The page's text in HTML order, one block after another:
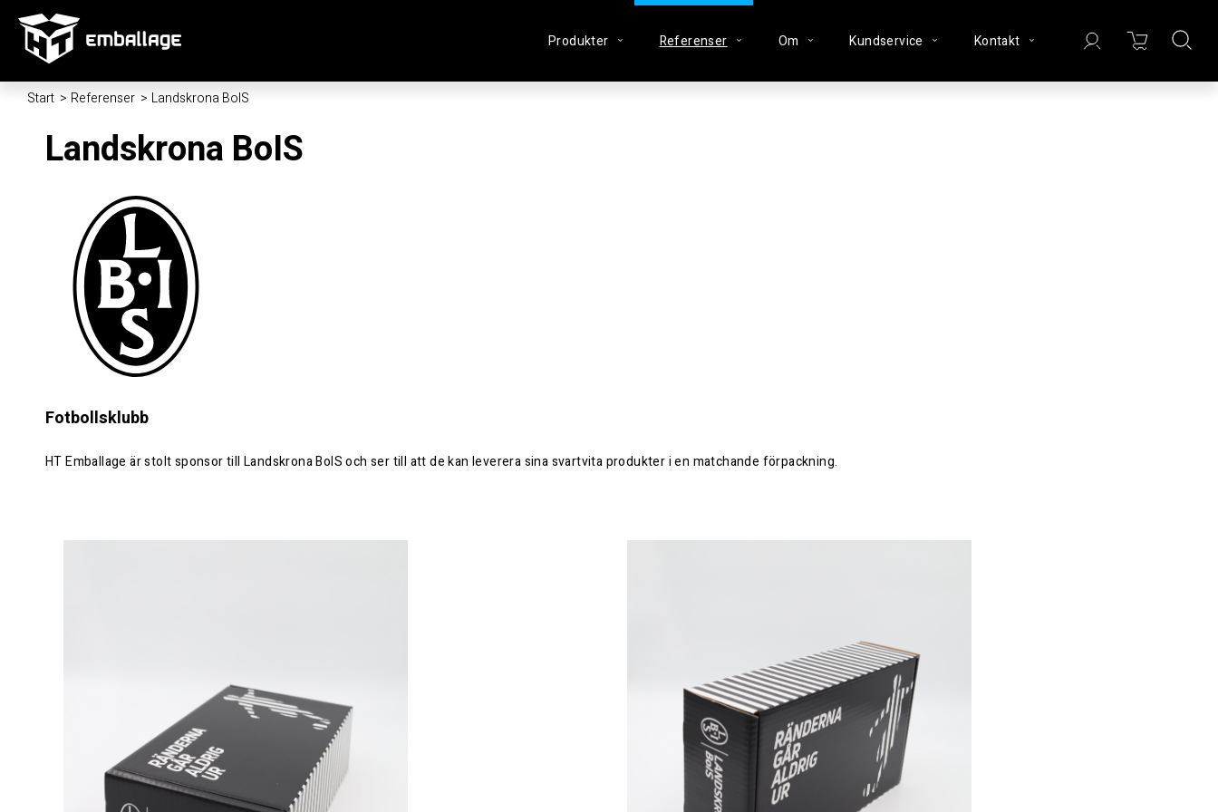
Produkter Referenser Om Kundservice Kontakt
Start / Referenser / Landskrona BoIS
Landskrona BoIS
Fotbollsklubb
HT Emballage är stolt sponsor till Landskrona BoIS och ser till att de kan leverera sina svartvita produkter i en matchande förpackning.